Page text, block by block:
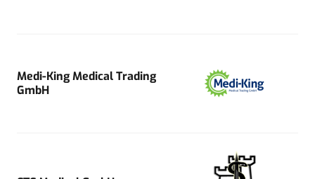
Medi-King Medical Trading
GmbH